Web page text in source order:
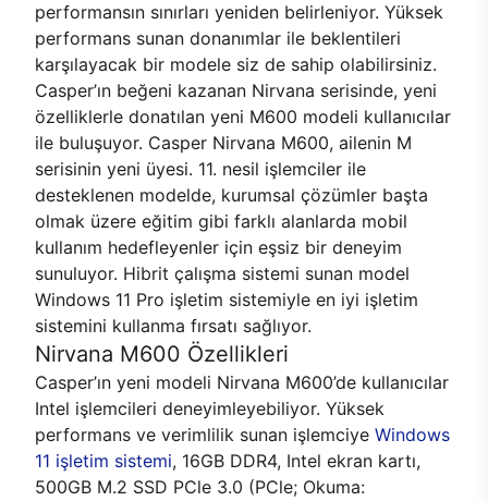
performansın sınırları yeniden belirleniyor. Yüksek
performans sunan donanımlar ile beklentileri
karşılayacak bir modele siz de sahip olabilirsiniz.
Casper’ın beğeni kazanan Nirvana serisinde, yeni
özelliklerle donatılan yeni M600 modeli kullanıcılar
ile buluşuyor. Casper Nirvana M600, ailenin M
serisinin yeni üyesi. 11. nesil işlemciler ile
desteklenen modelde, kurumsal çözümler başta
olmak üzere eğitim gibi farklı alanlarda mobil
kullanım hedefleyenler için eşsiz bir deneyim
sunuluyor. Hibrit çalışma sistemi sunan model
Windows 11 Pro işletim sistemiyle en iyi işletim
sistemini kullanma fırsatı sağlıyor.
Nirvana M600 Özellikleri
Casper’ın yeni modeli Nirvana M600’de kullanıcılar
Intel işlemcileri deneyimleyebiliyor. Yüksek
performans ve verimlilik sunan işlemciye Windows
11 işletim sistemi, 16GB DDR4, Intel ekran kartı,
500GB M.2 SSD PCle 3.0 (PCle; Okuma: